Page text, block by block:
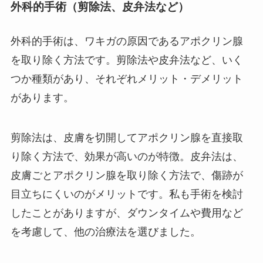
外科的手術（剪除法、皮弁法など）
外科的手術は、ワキガの原因であるアポクリン腺
を取り除く方法です。剪除法や皮弁法など、いく
つか種類があり、それぞれメリット・デメリット
があります。
剪除法は、皮膚を切開してアポクリン腺を直接取
り除く方法で、効果が高いのが特徴。皮弁法は、
皮膚ごとアポクリン腺を取り除く方法で、傷跡が
目立ちにくいのがメリットです。私も手術を検討
したことがありますが、ダウンタイムや費用など
を考慮して、他の治療法を選びました。